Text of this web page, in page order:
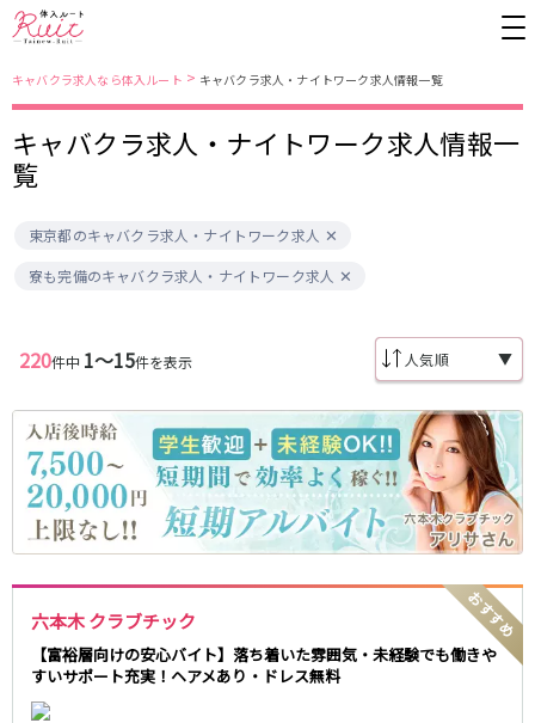
キャバクラ求人なら体入ルート > キャバクラ求人・ナイトワーク求人情報一覧
キャバクラ求人・ナイトワーク求人情報一
覧
東京都のキャバクラ求人・ナイトワーク求人
寮も完備のキャバクラ求人・ナイトワーク求人
220件中 1〜15件を表示 ▼
六本木 クラブチック
【富裕層向けの安心バイト】落ち着いた雰囲気・未経験でも働きや
すいサポート充実！ヘアメあり・ドレス無料
東京都
錦糸町・亀戸
新橋
吉祥寺
町田
五反田
渋谷
北千住
八王子
練馬
六本木
品川・大井町・大森
秋葉原
中野
恵比寿
葛西
自由が丘・学芸大学
三軒茶屋・二子玉川
駒込・日暮里
荻窪・阿佐ヶ谷
浅草・浅草橋・両国
下北沢・経堂
大塚・巣鴨
東京メトロ日比谷線
秋葉原駅
北千住駅
恵比寿駅
六本木駅
上野御徒町駅
六本木駅
練馬駅
門前仲町駅
東新宿駅
両国駅
東中野駅
飯田橋駅
麻布十番駅
森下駅
JR中央・総武線
千葉駅
錦糸町駅